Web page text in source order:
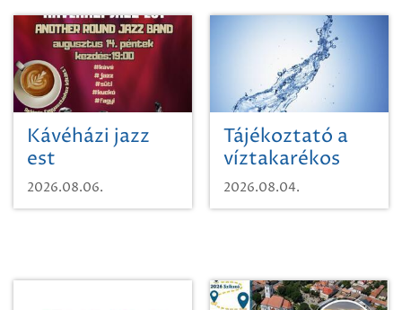
Kávéházi jazz
est
2026.08.06.
Tájékoztató a
víztakarékos
vízhasználatról
2026.08.04.